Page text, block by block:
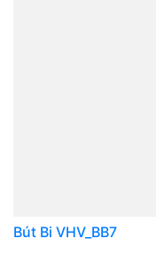
Bút Bi VHV_BB7